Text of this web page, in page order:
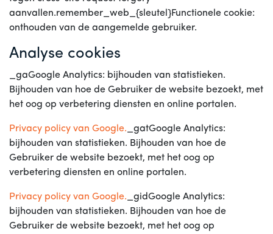
aanvallen.remember_web_{sleutel}Functionele cookie:
onthouden van de aangemelde gebruiker.
Analyse cookies
_gaGoogle Analytics: bijhouden van statistieken.
Bijhouden van hoe de Gebruiker de website bezoekt, met
het oog op verbetering diensten en online portalen.
Privacy policy van Google. _gatGoogle Analytics:
bijhouden van statistieken. Bijhouden van hoe de
Gebruiker de website bezoekt, met het oog op
verbetering diensten en online portalen.
Privacy policy van Google. _gidGoogle Analytics:
bijhouden van statistieken. Bijhouden van hoe de
Gebruiker de website bezoekt, met het oog op